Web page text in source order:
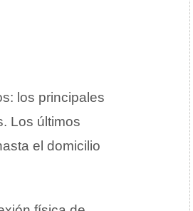
los principales
Los últimos
el domicilio